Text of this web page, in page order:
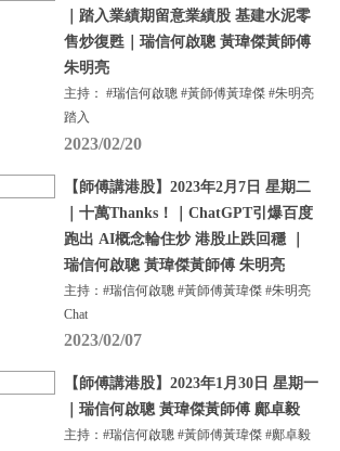
｜踏入業績期留意業績股 基建水泥零
售炒復甦｜瑞信何啟聰 黃瑋傑黃師傅
朱明亮
主持： #瑞信何啟聰 #黃師傅黃瑋傑 #朱明亮
踏入
2023/02/20
【師傅講港股】2023年2月7日 星期二
｜十萬Thanks！｜ChatGPT引爆百度
跑出 AI概念輪住炒 港股止跌回穩 ｜
瑞信何啟聰 黃瑋傑黃師傅 朱明亮
主持：#瑞信何啟聰 #黃師傅黃瑋傑 #朱明亮
Chat
2023/02/07
【師傅講港股】2023年1月30日 星期一
｜瑞信何啟聰 黃瑋傑黃師傅 鄺卓毅
主持：#瑞信何啟聰 #黃師傅黃瑋傑 #鄺卓毅